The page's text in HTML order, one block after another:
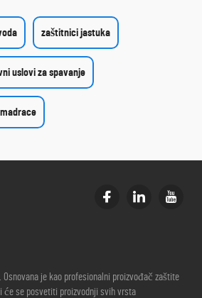
zaštitnici jastuka
uslovi za spavanje
Osnovana je kao profesionalni proizvođač zaštite
će se posvetiti proizvodnji svih vrsta